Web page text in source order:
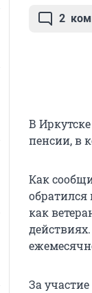
2
В
пенсии, в
Как
как
За